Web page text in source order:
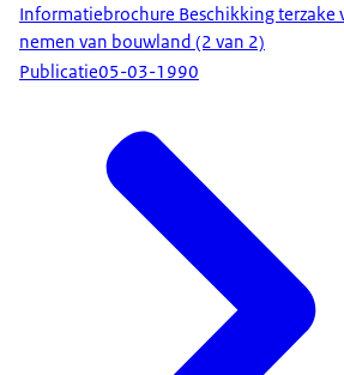
Informatiebrochure Beschikking terzake
nemen van bouwland (2 van 2)
Publicatie05-03-1990